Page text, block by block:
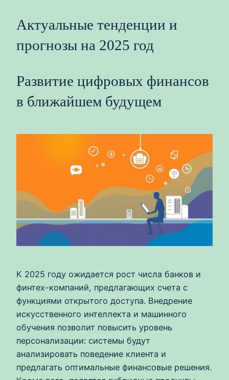
Актуальные тенденции и
прогнозы на 2025 год
Развитие цифровых финансов
в ближайшем будущем
К 2025 году ожидается рост числа банков и
финтех-компаний, предлагающих счета с
функциями открытого доступа. Внедрение
искусственного интеллекта и машинного
обучения позволит повысить уровень
персонализации: системы будут
анализировать поведение клиента и
предлагать оптимальные финансовые решения.